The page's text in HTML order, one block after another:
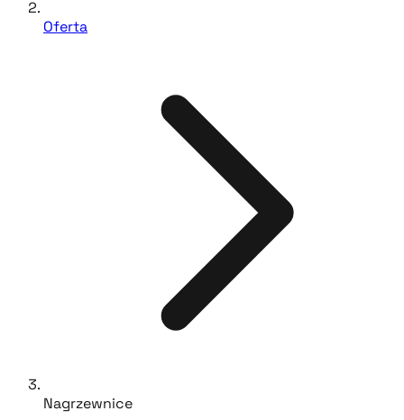
Oferta
Nagrzewnice